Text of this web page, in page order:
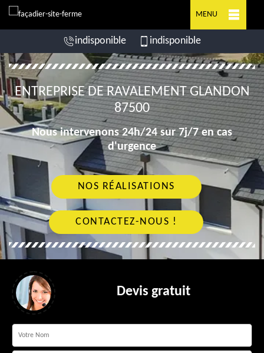
MENU
indisponible indisponible
ENTREPRISE DE RAVALEMENT GLANDON
87500
Nous intervenons 24h/24 sur 7j/7 en cas
d'urgence
NOS RÉALISATIONS
CONTACTEZ-NOUS !
Devis gratuit